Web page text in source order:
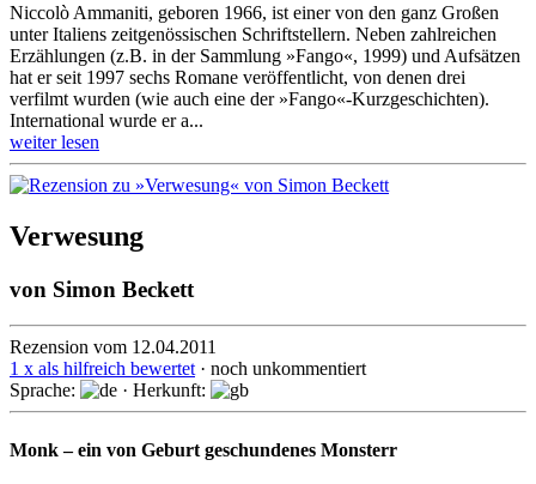
Niccolò Ammaniti, geboren 1966, ist einer von den ganz Großen
unter Italiens zeitgenössischen Schriftstellern. Neben zahlreichen
Erzählungen (z.B. in der Sammlung »Fango«, 1999) und Aufsätzen
hat er seit 1997 sechs Romane veröffentlicht, von denen drei
verfilmt wurden (wie auch eine der »Fango«-Kurz­geschichten).
International wurde er a...
weiter lesen
Verwesung
von Simon Beckett
Rezension vom 12.04.2011
1 x als hilfreich bewertet· noch unkommentiert
Sprache:
· Herkunft:
Monk – ein von Geburt geschundenes Monsterr